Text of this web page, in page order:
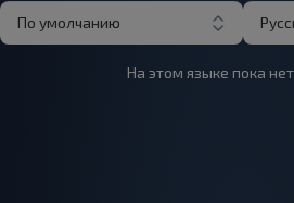
По умолчанию
На этом языке пока